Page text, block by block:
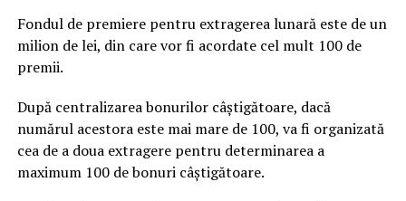
Fondul de premiere pentru extragerea lunară este de un
milion de lei, din care vor fi acordate cel mult 100 de
premii.
După centralizarea bonurilor câştigătoare, dacă
numărul acestora este mai mare de 100, va fi organizată
cea de a doua extragere pentru determinarea a
maximum 100 de bonuri câştigătoare.